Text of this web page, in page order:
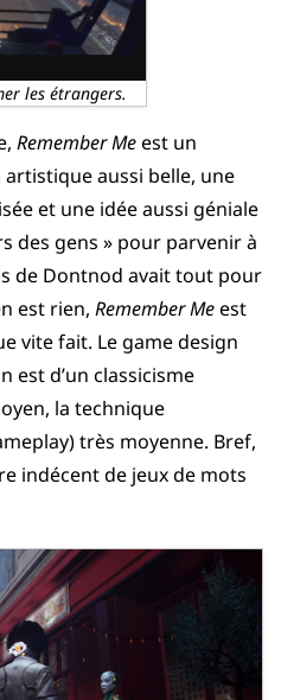
les étrangers.
Remember Meest un
aussi belle, une
et une idée aussi géniale
des gens » pour parvenir à
de Dontnod avait tout pour
est rien, Remember Meest
vite fait. Le game design
est d’un classicisme
la technique
très moyenne. Bref,
indécent de jeux de mots